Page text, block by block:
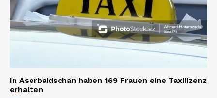
In Aserbaidschan haben 169 Frauen eine Taxilizenz
erhalten